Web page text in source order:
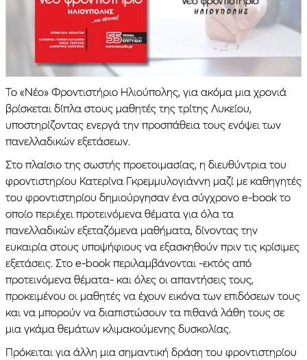
Το «Νέο» Φροντιστήριο Ηλιούπολης, για ακόμα μια χρονιά
βρίσκεται δίπλα στους μαθητές της τρίτης Λυκείου,
υποστηρίζοντας ενεργά την προσπάθεια τους ενόψει των
πανελλαδικών εξετάσεων.
Στο πλαίσιο της σωστής προετοιμασίας, η διευθύντρια του
φροντιστηρίου Κατερίνα Γκρεμμυλογιάννη μαζί με καθηγητές
του φροντιστηρίου δημιούργησαν ένα σύγχρονο e-book το
οποίο περιέχει προτεινόμενα θέματα για όλα τα
πανελλαδικών εξεταζόμενα μαθήματα, δίνοντας την
ευκαιρία στους υποψήφιους να εξασκηθούν πριν τις κρίσιμες
εξετάσεις. Στο e-book περιλαμβάνονται -εκτός από
προτεινόμενα θέματα- και όλες οι απαντήσεις τους,
προκειμένου οι μαθητές να έχουν εικόνα των επιδόσεων τους
και να μπορούν να διαπιστώσουν τα πιθανά λάθη τους σε
μια γκάμα θεμάτων κλιμακούμενης δυσκολίας.
Πρόκειται για άλλη μια σημαντική δράση του φροντιστηρίου